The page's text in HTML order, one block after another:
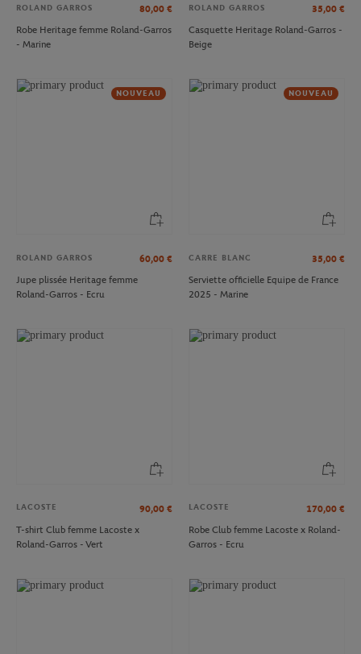
ROLAND GARROS 80,00 €
Robe Heritage femme Roland-Garros
- Marine
ROLAND GARROS 35,00 €
Casquette Heritage Roland-Garros -
Beige
NOUVEAU
ROLAND GARROS 60,00 €
Jupe plissée Heritage femme
Roland-Garros - Ecru
NOUVEAU
CARRE BLANC 35,00 €
Serviette officielle Equipe de France
2025 - Marine
LACOSTE 90,00 €
T-shirt Club femme Lacoste x
Roland-Garros - Vert
LACOSTE 170,00 €
Robe Club femme Lacoste x Roland-
Garros - Ecru